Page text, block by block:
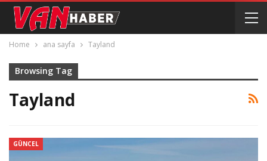
Home ana sayfa Tayland
Browsing Tag
Tayland
GÜNCEL